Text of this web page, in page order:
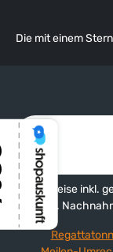
Die mit einem
Alle Preise inkl.
und ggf.